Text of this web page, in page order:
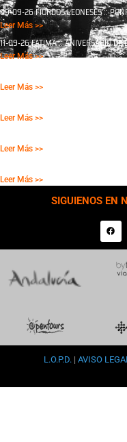
09-09-26 FIORDOS LEONESES ::
Leer Más >>
11-09-26 FATIMA :: ANIVERSARIO DE
Leer Más >>
Leer Más >>
Leer Más >>
Leer Más >>
Leer Más >>
SIGUIENOS EN
L.O.P.D.| AVISO